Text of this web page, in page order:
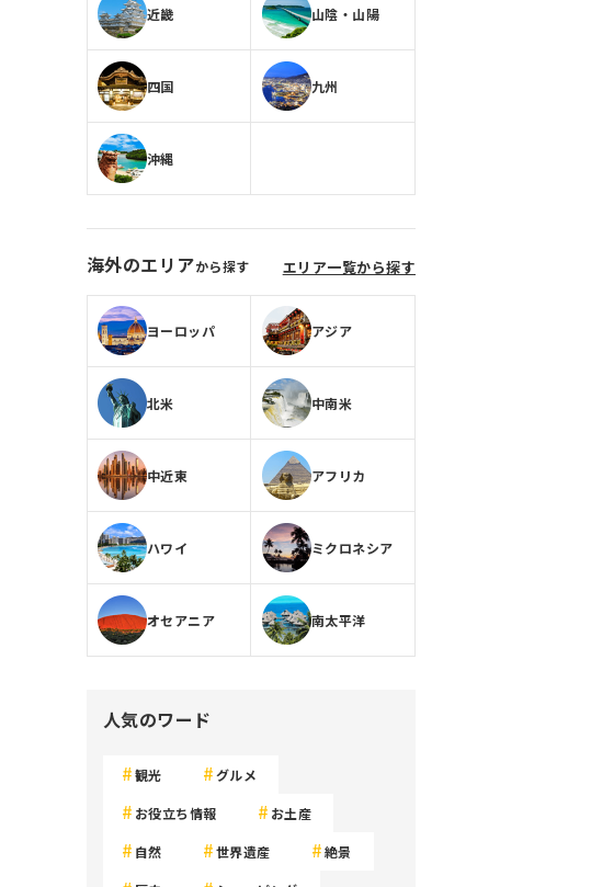
近畿 山陰・山陽
四国 九州
沖縄
海外のエリアから探す エリア一覧から探す
ヨーロッパ アジア
北米 中南米
中近東 アフリカ
ハワイ ミクロネシア
オセアニア 南太平洋
人気のワード
観光 グルメ
お役立ち情報 お土産
自然 世界遺産 絶景